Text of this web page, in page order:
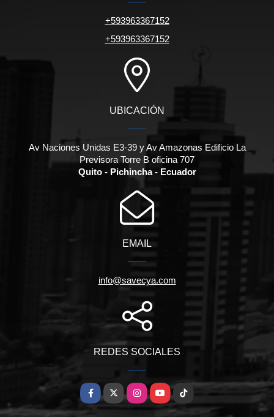
+593963367152
+593963367152
UBICACIÓN
Av Naciones Unidas E3-39 y Av Amazonas Edificio La
Previsora Torre B oficina 707
Quito - Pichincha - Ecuador
EMAIL
info@savecya.com
REDES SOCIALES
Facebook
X InstagramYouTubeTikTok